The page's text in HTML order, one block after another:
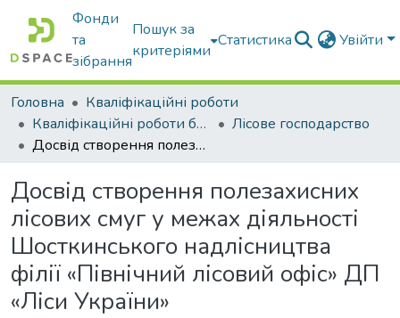
Фонди
та
зібрання
Пошук за
критеріями
Статистика Увійти
Головна
Кваліфікаційні роботи
Кваліфікаційні роботи бакалаврів
Лісове господарство
Досвід створення полезахисних лісових смуг у межах діяльності Шосткинського надлісництва філії «Північний лісовий офіс» ДП «Ліси України»
Досвід створення полезахисних
лісових смуг у межах діяльності
Шосткинського надлісництва
філії «Північний лісовий офіс» ДП
«Ліси України»